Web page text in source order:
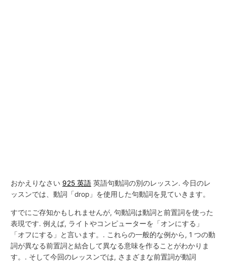
おかえりなさい 925 英語 英語句動詞の別のレッスン. 今日のレ
ッスンでは、動詞「drop」を使用した句動詞を見ていきます。
すでにご存知かもしれませんが, 句動詞は動詞と前置詞を使った
表現です. 例えば, ライトやコンピューターを「オンにする」
「オフにする」と言います。. これらの一般的な例から, 1 つの動
詞が異なる前置詞と結合して異なる意味を作ることがわかりま
す。. そして今回のレッスンでは, さまざまな前置詞が動詞